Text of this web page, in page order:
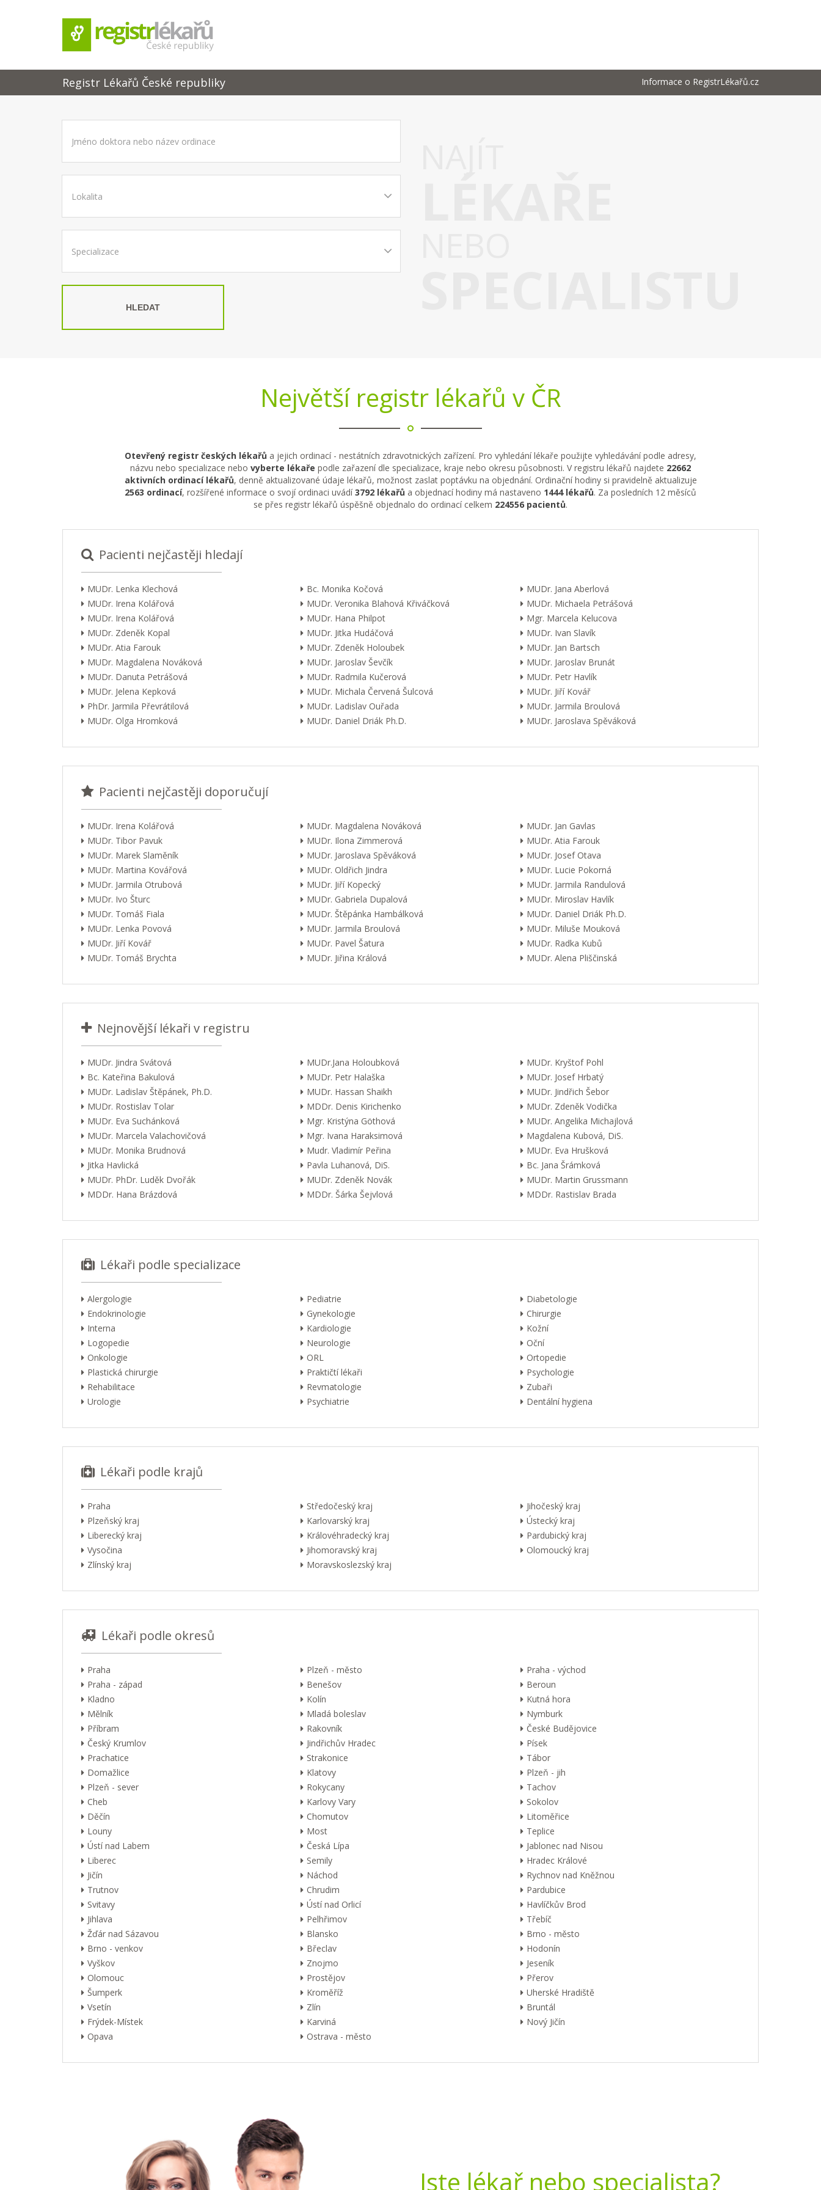
Registr Lékařů České republiky Informace o RegistrLékařů.cz
HLEDAT
Největší registr lékařů v ČR
Otevřený registr českých lékařů a jejich ordinací - nestátních zdravotnických zařízení. Pro vyhledání lékaře použijte vyhledávání podle adresy,
názvu nebo specializace nebo vyberte lékaře podle zařazení dle specializace, kraje nebo okresu působnosti. V registru lékařů najdete 22662
aktivních ordinací lékařů, denně aktualizované údaje lékařů, možnost zaslat poptávku na objednání. Ordinační hodiny si pravidelně aktualizuje
2563 ordinací, rozšířené informace o svojí ordinaci uvádí3792 lékařů a objednací hodiny má nastaveno 1444 lékařů. Za posledních 12 měsíců
se přes registr lékařů úspěšně objednalo do ordinací celkem 224556 pacientů.
Pacienti nejčastěji hledají
MUDr. Lenka Klechová Bc. Monika Kočová
MUDr. Jana Aberlová
MUDr. Irena Kolářová
MUDr. Veronika Blahová Křiváčková
MUDr. Michaela Petrášová
MUDr. Irena Kolářová
MUDr. Hana Philpot
Mgr. Marcela Kelucova
MUDr. Zdeněk Kopal
MUDr. Jitka Hudáčová
MUDr. Ivan Slavík
MUDr. Atia Farouk
MUDr. Zdeněk Holoubek
MUDr. Jan Bartsch
MUDr. Magdalena Nováková
MUDr. Jaroslav Ševčík
MUDr. Jaroslav Brunát
MUDr. Danuta Petrášová
MUDr. Radmila Kučerová
MUDr. Petr Havlík
MUDr. Jelena Kepková
MUDr. Michala Červená Šulcová
MUDr. Jiří Kovář
PhDr. Jarmila Převrátilová
MUDr. Ladislav Ouřada
MUDr. Jarmila Broulová
MUDr. Olga Hromková
MUDr. Daniel Driák Ph.D. MUDr. Jaroslava Spěváková
Pacienti nejčastěji doporučují
MUDr. Irena Kolářová MUDr. Magdalena Nováková
MUDr. Jan Gavlas
MUDr. Tibor Pavuk
MUDr. Ilona Zimmerová
MUDr. Atia Farouk
MUDr. Marek Slaměník
MUDr. Jaroslava Spěváková
MUDr. Josef Otava
MUDr. Martina Kovářová
MUDr. Oldřich Jindra
MUDr. Lucie Pokorná
MUDr. Jarmila Otrubová
MUDr. Jiří Kopecký
MUDr. Jarmila Randulová
MUDr. Ivo Šturc
MUDr. Gabriela Dupalová
MUDr. Miroslav Havlík
MUDr. Tomáš Fiala
MUDr. Štěpánka Hambálková
MUDr. Daniel Driák Ph.D.
MUDr. Lenka Povová
MUDr. Jarmila Broulová
MUDr. Miluše Mouková
MUDr. Jiří Kovář
MUDr. Pavel Šatura
MUDr. Radka Kubů
MUDr. Tomáš Brychta
MUDr. Jiřina Králová MUDr. Alena Pliščinská
Nejnovější lékaři v registru
MUDr. Jindra Svátová MUDr.Jana Holoubková
MUDr. Kryštof Pohl
Bc. Kateřina Bakulová
MUDr. Petr Halaška
MUDr. Josef Hrbatý
MUDr. Ladislav Štěpánek, Ph.D.
MUDr. Hassan Shaikh
MUDr. Jindřich Šebor
MUDr. Rostislav Tolar
MDDr. Denis Kirichenko
MUDr. Zdeněk Vodička
MUDr. Eva Suchánková
Mgr. Kristýna Göthová
MUDr. Angelika Michajlová
MUDr. Marcela Valachovičová
Mgr. Ivana Haraksimová
Magdalena Kubová, DiS.
MUDr. Monika Brudnová
Mudr. Vladimír Peřina
MUDr. Eva Hrušková
Jitka Havlická
Pavla Luhanová, DiS.
Bc. Jana Šrámková
MUDr. PhDr. Luděk Dvořák
MUDr. Zdeněk Novák
MUDr. Martin Grussmann
MDDr. Hana Brázdová
MDDr. Šárka Šejvlová MDDr. Rastislav Brada
Lékaři podle specializace
Alergologie Pediatrie
Diabetologie
Endokrinologie
Gynekologie
Chirurgie
Interna
Kardiologie
Kožní
Logopedie
Neurologie
Oční
Onkologie
ORL
Ortopedie
Plastická chirurgie
Praktičtí lékaři
Psychologie
Rehabilitace
Revmatologie
Zubaři
Urologie
Psychiatrie Dentální hygiena
Lékaři podle krajů
Praha Středočeský kraj
Jihočeský kraj
Plzeňský kraj
Karlovarský kraj
Ústecký kraj
Liberecký kraj
Královéhradecký kraj
Pardubický kraj
Vysočina
Jihomoravský kraj
Olomoucký kraj
Zlínský kraj
Moravskoslezský kraj
Lékaři podle okresů
Praha Plzeň - město
Praha - východ
Praha - západ
Benešov
Beroun
Kladno
Kolín
Kutná hora
Mělník
Mladá boleslav
Nymburk
Příbram
Rakovník
České Budějovice
Český Krumlov
Jindřichův Hradec
Písek
Prachatice
Strakonice
Tábor
Domažlice
Klatovy
Plzeň - jih
Plzeň - sever
Rokycany
Tachov
Cheb
Karlovy Vary
Sokolov
Děčín
Chomutov
Litoměřice
Louny
Most
Teplice
Ústí nad Labem
Česká Lípa
Jablonec nad Nisou
Liberec
Semily
Hradec Králové
Jičín
Náchod
Rychnov nad Kněžnou
Trutnov
Chrudim
Pardubice
Svitavy
Ústí nad Orlicí
Havlíčkův Brod
Jihlava
Pelhřimov
Třebíč
Žďár nad Sázavou
Blansko
Brno - město
Brno - venkov
Břeclav
Hodonín
Vyškov
Znojmo
Jeseník
Olomouc
Prostějov
Přerov
Šumperk
Kroměříž
Uherské Hradiště
Vsetín
Zlín
Bruntál
Frýdek-Místek
Karviná
Nový Jičín
Opava
Ostrava - město
Jste lékař nebo specialista?